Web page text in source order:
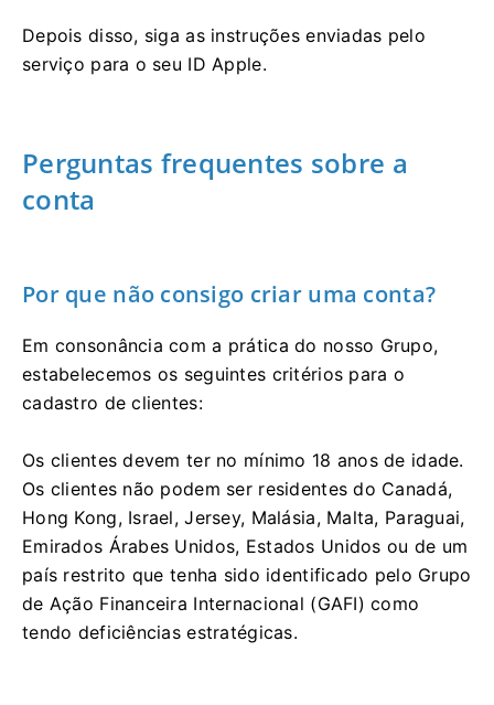
Depois disso, siga as instruções enviadas pelo
serviço para o seu ID Apple.
Perguntas frequentes sobre a
conta
Por que não consigo criar uma conta?
Em consonância com a prática do nosso Grupo,
estabelecemos os seguintes critérios para o
cadastro de clientes:
Os clientes devem ter no mínimo 18 anos de idade.
Os clientes não podem ser residentes do Canadá,
Hong Kong, Israel, Jersey, Malásia, Malta, Paraguai,
Emirados Árabes Unidos, Estados Unidos ou de um
país restrito que tenha sido identificado pelo Grupo
de Ação Financeira Internacional (GAFI) como
tendo deficiências estratégicas.